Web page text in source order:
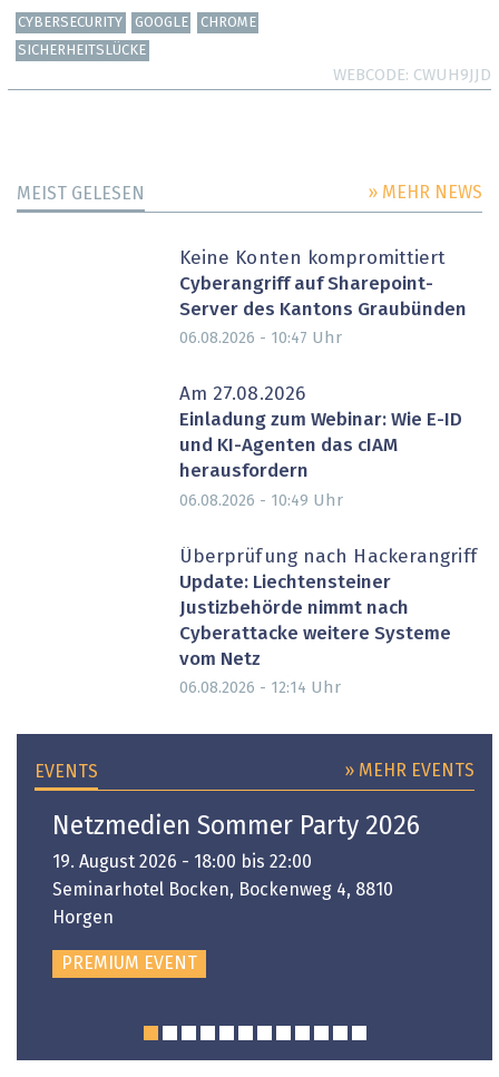
CYBERSECURITY GOOGLE
CHROME
SICHERHEITSLÜCKE
WEBCODE CWUH9JJD
MEIST GELESEN » MEHR NEWS
Keine Konten kompromittiert
Cyberangriff auf Sharepoint-
Server des Kantons Graubünden
06.08.2026 - 10:47 Uhr
Am 27.08.2026
Einladung zum Webinar: Wie E-ID
und KI-Agenten das cIAM
herausfordern
06.08.2026 - 10:49 Uhr
Überprüfung nach Hackerangriff
Update: Liechtensteiner
Justizbehörde nimmt nach
Cyberattacke weitere Systeme
vom Netz
06.08.2026 - 12:14 Uhr
EVENTS » MEHR EVENTS
Netzmedien Sommer Party 2026
19. August 2026 - 18:00 bis 22:00
Seminarhotel Bocken, Bockenweg 4, 8810
Horgen
PREMIUM EVENT